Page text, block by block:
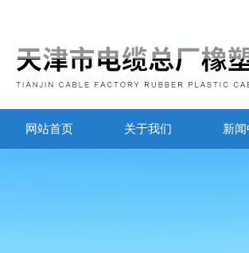
网站首页 关于我们 新